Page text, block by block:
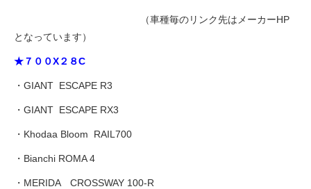
（車種毎のリンク先はメーカーHP
となっています）
★７００X２８C
・GIANT ESCAPE R3
・GIANT ESCAPE RX3
・Khodaa Bloom RAIL700
・Bianchi ROMA 4
・MERIDA CROSSWAY 100-R